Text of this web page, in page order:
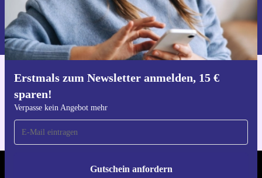
Erstmals zum Newsletter anmelden, 15 €
sparen!
Verpasse kein Angebot mehr
Gutschein anfordern
Gutschein anfordern
Informationen über die Verwendung personenbezogener Daten findest
du in unserer
Datenschutzerklärung.
Hol dir die refurbed-App
REFURBED DEUTSCHLAND - RETHINK NEW.